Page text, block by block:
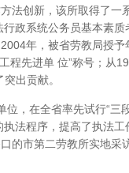
法创新，该所取得了
政系统公务员基本素
年，被省劳教局授
程先进单 位”称号；从
出贡献。
在全省率先试行“三
法程序，提高了执法
的市第二劳教所实地